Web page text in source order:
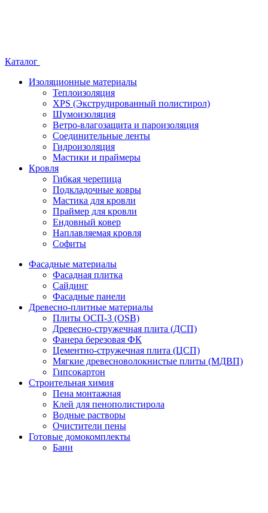
Каталог
Изоляционные материалы
Теплоизоляция
XPS (Экструдированный полистирол)
Шумоизоляция
Ветро-влагозащита и пароизоляция
Соединительные ленты
Гидроизоляция
Мастики и праймеры
Кровля
Гибкая черепица
Подкладочные ковры
Мастика для кровли
Праймер для кровли
Ендовный ковер
Наплавляемая кровля
Софиты
Фасадные материалы
Фасадная плитка
Сайдинг
Фасадные панели
Древесно-плитные материалы
Плиты ОСП-3 (OSB)
Древесно-стружечная плита (ДСП)
Фанера березовая ФК
Цементно-стружечная плита (ЦСП)
Мягкие древесноволокнистые плиты (МДВП)
Гипсокартон
Строительная химия
Пена монтажная
Клей для пенополистирола
Водные растворы
Очистители пены
Готовые домокомплекты
Бани